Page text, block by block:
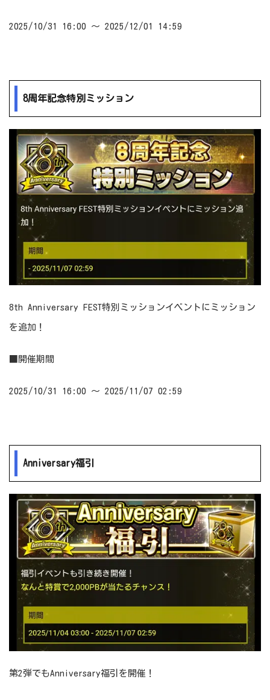
2025/10/31 16:00 ～ 2025/12/01 14:59
8周年記念特別ミッション
8th Anniversary FEST特別ミッションイベントにミッション
を追加！
■開催期間
2025/10/31 16:00 ～ 2025/11/07 02:59
Anniversary福引
第2弾でもAnniversary福引を開催！